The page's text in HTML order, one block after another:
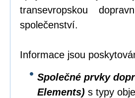
transevropskou
společenství.
Informace jsou
Společné prvky
Elements) s typy